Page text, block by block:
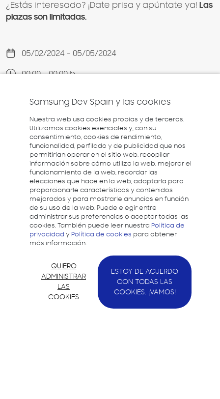
¿Estás interesado? ¡Date prisa y apúntate ya! Las
plazas son limitadas.
05/02/2024 - 05/05/2024
00:00 - 00:00 h.
Online
Samsung Dev Spain y las cookies
Nuestra web usa cookies propias y de terceros.
Utilizamos cookies esenciales y, con su
consentimiento, cookies de rendimiento,
funcionalidad, perfilado y de publicidad que nos
permitirían operar en el sitio web, recopilar
información sobre cómo utiliza la web, mejorar el
funcionamiento de la web, recordar las
elecciones que hace en la web, adaptarla para
proporcionarle características y contenidos
mejorados y para mostrarle anuncios en función
de su uso de la web. Puede elegir entre
administrar sus preferencias o aceptar todas las
cookies. También puede leer nuestra Política de
privacidad y Política de cookies para obtener
más información.
QUIERO
ADMINISTRAR
LAS
COOKIES
ESTOY DE ACUERDO
CON TODAS LAS
COOKIES. ¡VAMOS!